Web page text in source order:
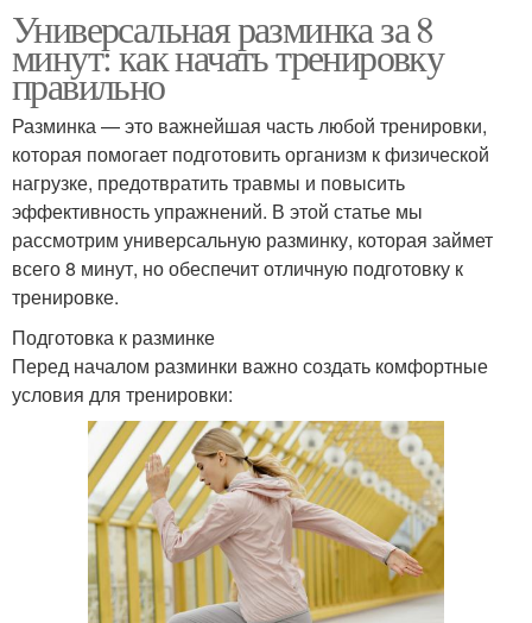
Универсальная разминка за 8
минут: как начать тренировку
правильно
Разминка — это важнейшая часть любой тренировки,
которая помогает подготовить организм к физической
нагрузке, предотвратить травмы и повысить
эффективность упражнений. В этой статье мы
рассмотрим универсальную разминку, которая займет
всего 8 минут, но обеспечит отличную подготовку к
тренировке.
Подготовка к разминке
Перед началом разминки важно создать комфортные
условия для тренировки: